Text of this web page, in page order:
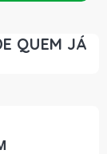
QUEM JÁ